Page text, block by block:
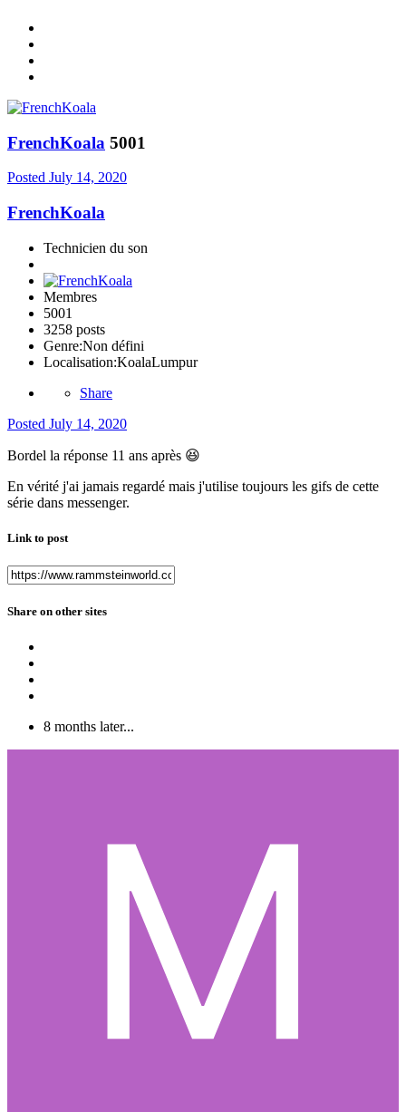
FrenchKoala 5001
Posted July 14, 2020
FrenchKoala
Technicien du son
Membres
5001
3258 posts
Genre:Non défini
Localisation:KoalaLumpur
Share
Posted July 14, 2020
Bordel la réponse 11 ans après 😆
En vérité j'ai jamais regardé mais j'utilise toujours les gifs de cette
série dans messenger.
Link to post
Share on other sites
8 months later...